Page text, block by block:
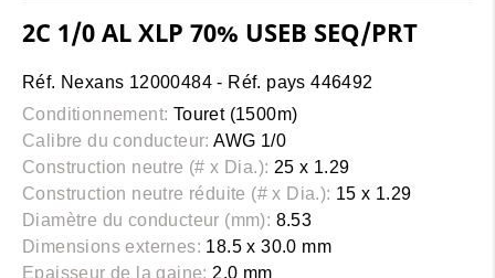
2C 1/0 AL XLP 70% USEB SEQ/PRT
Réf. Nexans 12000484 - Réf. pays 446492
Conditionnement: Touret (1500m)
Calibre du conducteur: AWG 1/0
Construction neutre (# x Dia.): 25 x 1.29
Construction neutre réduite (# x Dia.): 15 x 1.29
Diamètre du conducteur (mm): 8.53
Dimensions externes: 18.5 x 30.0 mm
Epaisseur de la gaine: 2,0 mm